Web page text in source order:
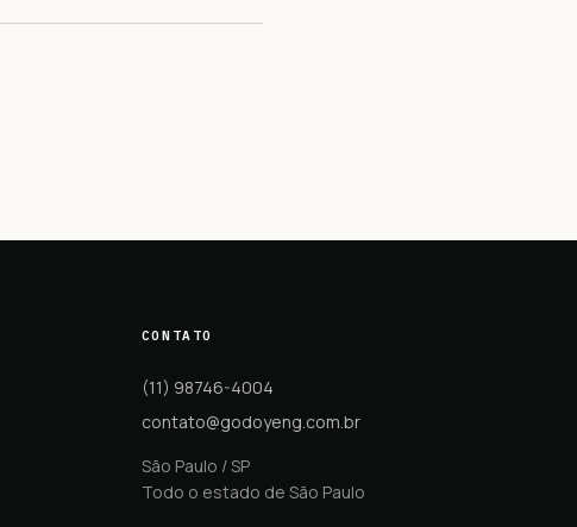
CONTATO
(11) 98746-4004
contato@godoyeng.com.br
São Paulo / SP
Todo o estado de São Paulo